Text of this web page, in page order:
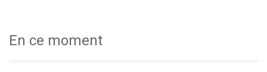
En ce moment